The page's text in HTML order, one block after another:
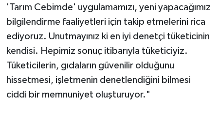
'Tarım Cebimde' uygulamamızı, yeni yapacağımız
bilgilendirme faaliyetleri için takip etmelerini rica
ediyoruz. Unutmayınız ki en iyi denetçi tüketicinin
kendisi. Hepimiz sonuç itibarıyla tüketiciyiz.
Tüketicilerin, gıdaların güvenilir olduğunu
hissetmesi, işletmenin denetlendiğini bilmesi
ciddi bir memnuniyet oluşturuyor."